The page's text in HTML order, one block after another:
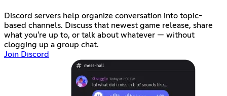
Discord servers help organize conversation into topic-
based channels. Discuss that newest game release, share
what you're up to, or talk about whatever — without
clogging up a group chat.
Join Discord